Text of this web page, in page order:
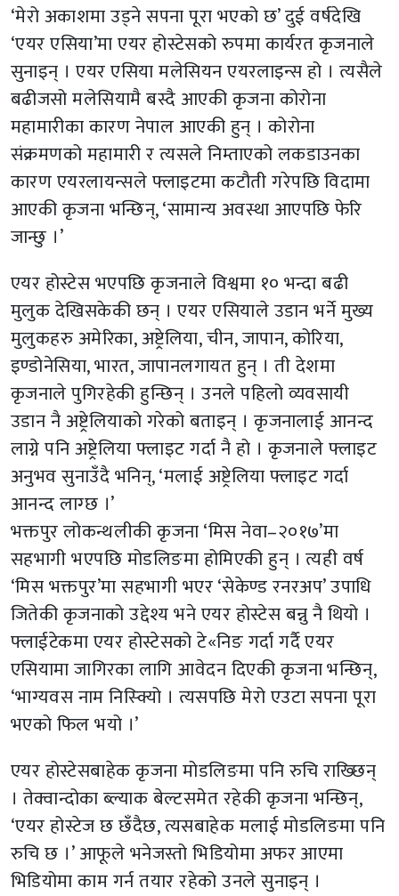
‘मेरो अकाशमा उड्ने सपना पूरा भएको छ’ दुई वर्षदेखि
‘एयर एसिया’मा एयर होस्टेसको रुपमा कार्यरत कृजनाले
सुनाइन् । एयर एसिया मलेसियन एयरलाइन्स हो । त्यसैले
बढीजसो मलेसियामै बस्दै आएकी कृजना कोरोना
महामारीका कारण नेपाल आएकी हुन् । कोरोना
संक्रमणको महामारी र त्यसले निम्ताएको लकडाउनका
कारण एयरलायन्सले फ्लाइटमा कटौती गरेपछि विदामा
आएकी कृजना भन्छिन्, ‘सामान्य अवस्था आएपछि फेरि
जान्छु ।’
एयर होस्टेस भएपछि कृजनाले विश्वमा १० भन्दा बढी
मुलुक देखिसकेकी छन् । एयर एसियाले उडान भर्ने मुख्य
मुलुकहरु अमेरिका, अष्ट्रेलिया, चीन, जापान, कोरिया,
इण्डोनेसिया, भारत, जापानलगायत हुन् । ती देशमा
कृजनाले पुगिरहेकी हुन्छिन् । उनले पहिलो व्यवसायी
उडान नै अष्ट्रेलियाको गरेको बताइन् । कृजनालाई आनन्द
लाग्ने पनि अष्ट्रेलिया फ्लाइट गर्दा नै हो । कृजनाले फ्लाइट
अनुभव सुनाउँदै भनिन्, ‘मलाई अष्ट्रेलिया फ्लाइट गर्दा
आनन्द लाग्छ ।’
भक्तपुर लोकन्थलीकी कृजना ‘मिस नेवा–२०१७’मा
सहभागी भएपछि मोडलिङमा होमिएकी हुन् । त्यही वर्ष
‘मिस भक्तपुर’मा सहभागी भएर ‘सेकेण्ड रनरअप’ उपाधि
जितेकी कृजनाको उद्देश्य भने एयर होस्टेस बन्नु नै थियो ।
फ्लाईटेकमा एयर होस्टेसको टे«निङ गर्दा गर्दै एयर
एसियामा जागिरका लागि आवेदन दिएकी कृजना भन्छिन्,
‘भाग्यवस नाम निस्क्यिो । त्यसपछि मेरो एउटा सपना पूरा
भएको फिल भयो ।’
एयर होस्टेसबाहेक कृजना मोडलिङमा पनि रुचि राख्छिन्
। तेक्वान्दोका ब्ल्याक बेल्टसमेत रहेकी कृजना भन्छिन्,
‘एयर होस्टेज छ छँदैछ, त्यसबाहेक मलाई मोडलिङमा पनि
रुचि छ ।’ आफूले भनेजस्तो भिडियोमा अफर आएमा
भिडियोमा काम गर्न तयार रहेको उनले सुनाइन् ।